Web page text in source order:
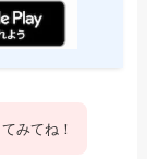
みてね！